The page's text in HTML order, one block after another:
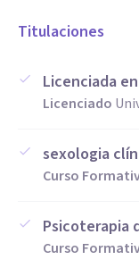
Titulaciones
Licenciada
Licenciado
sexologia
Curso
Psicoterapia
Curso